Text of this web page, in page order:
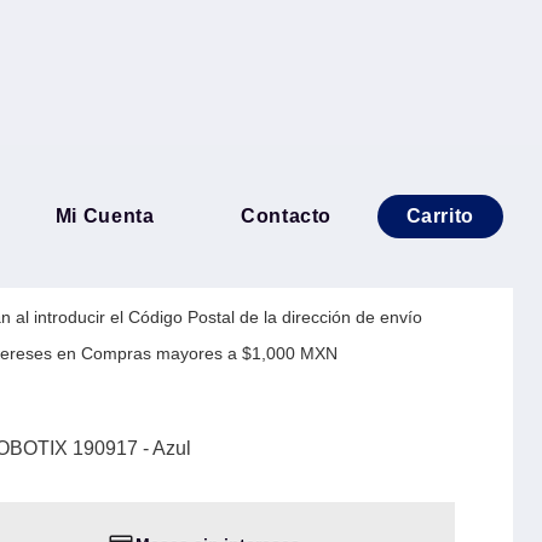
Mi Cuenta Contacto Carrito
Duro BROBOTIX
al introducir el Código Postal de la dirección de envío
en Compras mayores a $1,000 MXN
190917 - Azul